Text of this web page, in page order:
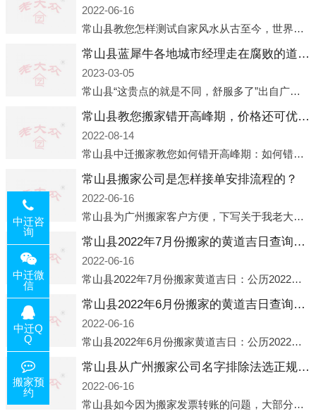
2022-06-16
常山县教您怎样测试自家风水从古至今，世界各地的人们都在研究人在乾坤中的位置以及它们所形成的关系。通过探究季节转换、星象变化，并且在所观测到的自然规律的指导下，人们开始认识到居住在不同住宅中的人，其一生中的财
常山县蓝犀牛各地城市经理走在腐败的道路上
2023-03-05
常山县“这贵点的就是不同，舒服多了”出自广州运营邓经理的口中。2023年开年刚出来，三个司机（加盟蓝犀牛的个人队伍）便请广州经理去佛山娱乐场所大消费了一次，据知悉一晚消费达一万多，由三人平摊费用，燃鹅这样的
常山县教您搬家错开高峰期，价格还可优惠！
2022-08-14
常山县中迁搬家教您如何错开高峰期：如何错开高峰期搬家，中迁搬家做了一些电话数据统计和分析，发现市民中午2点左右访问网站的人是最多的，电话咨询是早上9点左右是最多的，预约搬家周六和周日是最多的，网上QQ微
常山县搬家公司是怎样接单安排流程的？
2022-06-16
常山县为广州搬家客户方便，下写关于我老大众搬家公司接单的流程，九条给搬家朋友参考，了解搬家公司工序，免去搬家时的没有准备好的工作，给您及时快速的搬好家。一．电话咨询：专人接待客户电话咨询，初步了解客户搬 家
常山县2022年7月份搬家的黄道吉日查询大全一览表哪天适合搬家好日子
2022-06-16
常山县2022年7月份搬家黄道吉日：公历2022年7月6日 农历六月初八 星期三 冲虎(甲寅)公历2022年7月12日 农历六月十四 星期二 冲猴(庚申)公历2022年7月13日 农历六月十五 星期三 冲鸡
常山县2022年6月份搬家的黄道吉日查询大全一览表哪天适合搬家好日子
2022-06-16
常山县2022年6月份搬家黄道吉日：公历2022年6月1日 农历五月初三 星期三 冲兔(己卯)公历2022年6月4日 农历五月初六 星期六 冲马(壬午)公历2022年6月8日 农历五月初十 星期三 冲狗(丙
常山县从广州搬家公司名字排除法选正规公司
2022-06-16
常山县如今因为搬家发票转账的问题，大部分搬家公司都已经注册了营业执照，早5年前基本上所谓的搬家公司都是无注册状态也就是无照营业，由于企业注册量大增所以各种企业信息展示平台如雨后春笋般遍地开花，如：天眼查，企
中迁咨
询
中迁微
信
中迁Q
Q
搬家预
约